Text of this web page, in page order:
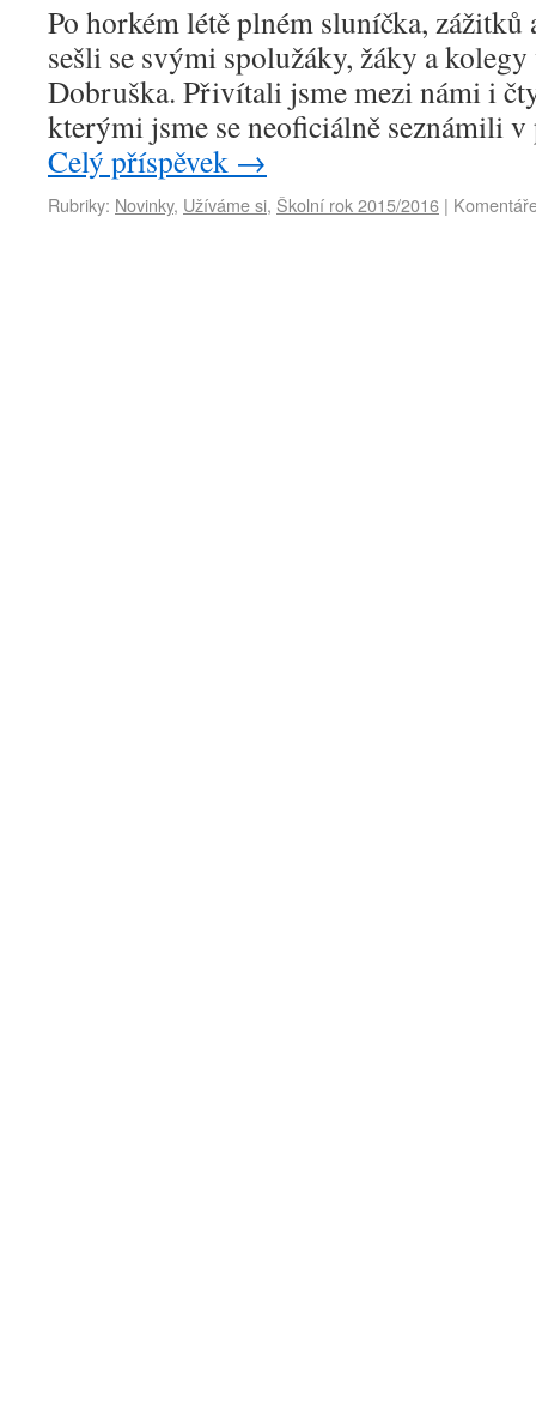
Po horkém létě plném sluníčka, zážitků
sešli se svými spolužáky, žáky a
Dobruška. Přivítali jsme mezi námi i
kterými jsme se neoficiálně seznámili
Celý příspěvek →
Rubriky: Novinky, Užíváme si, Školní rok 2015/2016 |